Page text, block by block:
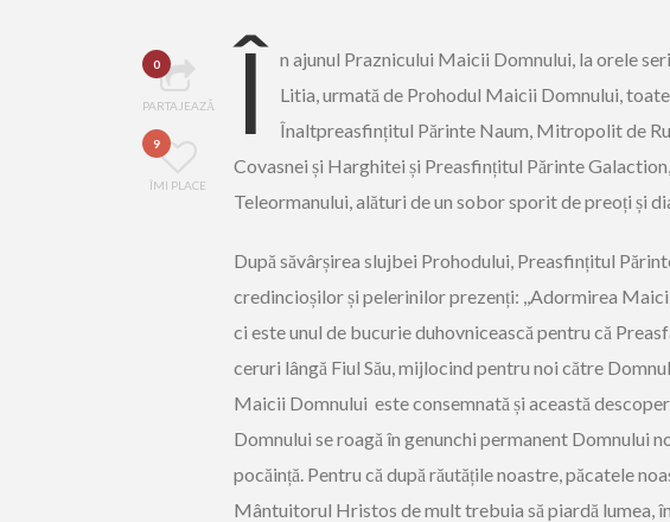
0
PARTAJEAZĂ
9
ÎMI PLACE
Î n ajunul Praznicului Maicii Domnului, la orele
Litia, urmată de Prohodul Maicii Domnului,
Înaltpreasfințitul Părinte Naum, Mitropolit de
Covasnei și Harghitei și Preasfințitul Părinte
Teleormanului, alături de un sobor sporit de preoți și
După săvârșirea slujbei Prohodului, Preasfințitul
credincioșilor și pelerinilor prezenți: ,,Adormirea
ci este unul de bucurie duhovnicească pentru că
ceruri lângă Fiul Său, mijlocind pentru noi către
Maicii Domnului este consemnată și această
Domnului se roagă în genunchi permanent Domnului
pocăință. Pentru că după răutățile noastre, păcatele
Mântuitorul Hristos de mult trebuia să piardă lumea,